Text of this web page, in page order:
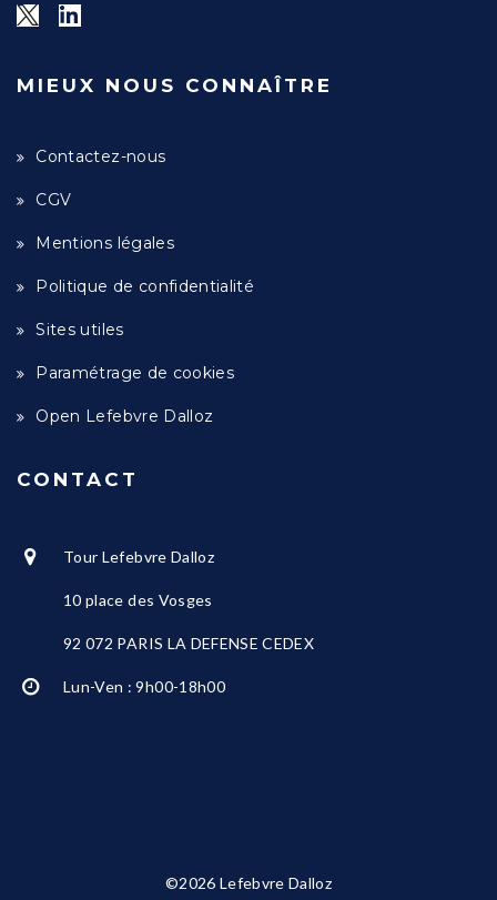
MIEUX NOUS CONNAÎTRE
Contactez-nous
CGV
Mentions légales
Politique de confidentialité
Sites utiles
Paramétrage de cookies
Open Lefebvre Dalloz
CONTACT
Tour Lefebvre Dalloz
10 place des Vosges
92 072 PARIS LA DEFENSE CEDEX
Lun-Ven : 9h00-18h00
©2026 Lefebvre Dalloz